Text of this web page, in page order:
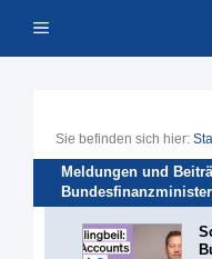
Inhalt Menü
Sie befinden sich hier:
Meldungen und